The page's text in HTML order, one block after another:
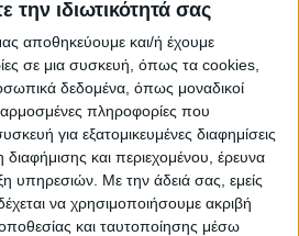
την ιδιωτικότητά σας
αποθηκεύουμε και/ή έχουμε
σε μια συσκευή, όπως τα cookies,
δεδομένα, όπως μοναδικοί
πληροφορίες που
για εξατομικευμένες διαφημίσεις
διαφήμισης και περιεχομένου, έρευνα
υπηρεσιών. Με την άδειά σας, εμείς
να χρησιμοποιήσουμε ακριβή
και ταυτοποίησης μέσω
615078.
21:00.
τιμή εισόδου στον χώρο του
2 ευρώ.